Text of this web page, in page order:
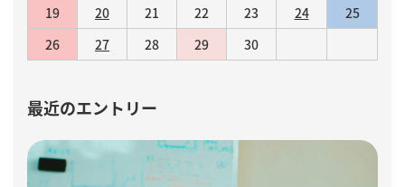
19
20 21 22 23 24
25
26
27 28 29 30
最近のエントリー